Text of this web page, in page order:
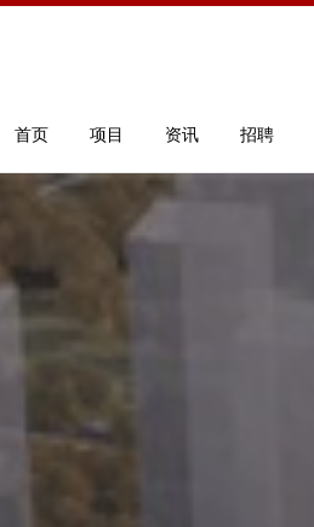
首页 项目 资讯 招聘